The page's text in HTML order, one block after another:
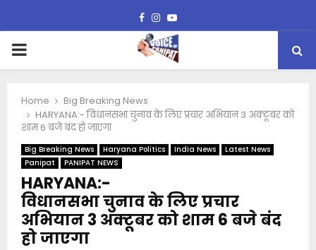
Facebook
Instagram
Youtube
PRIMARY
Home
Big Breaking News
HARYANA:- विधानसभा चुनाव के लिए प्रचार अभियान 3 अक्टूबर को
शाम 6 बजे बंद हो जाएगा
Big Breaking News Haryana Politics India News
Latest News
Panipat
PANIPAT NEWS
HARYANA:-
विधानसभा चुनाव के लिए प्रचार
अभियान 3 अक्टूबर को शाम 6 बजे बंद
हो जाएगा